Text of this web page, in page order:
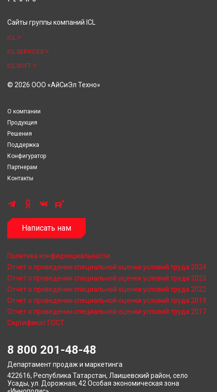
Сайты группы компаний ICL
ICL
ICL-SERVICES
ICL-SOFT
© 2026 ООО «АйСиЭл Техно»
О компании
Продукция
Решения
Поддержка
Конфигуратор
Партнерам
Контакты
Написать нам
Политика конфиденциальности
Отчет о проведении специальной оценки условий труда 2024
Отчет о проведении специальной оценки условий труда 2023
Отчет о проведении специальной оценки условий труда 2022
Отчет о проведении специальной оценки условий труда 2019
Отчет о проведении специальной оценки условий труда 2017
Сертификат ГОСТ
8 800 201-48-48
Департамент продаж и маркетинга
422616, Республика Татарстан, Лаишевский район, село
Усады, ул. Дорожная, 42 Особая экономическая зона